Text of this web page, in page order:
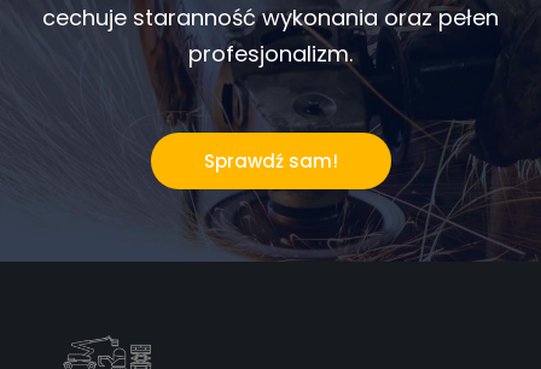
cechuje staranność wykonania oraz pełen
profesjonalizm.
Sprawdź sam!